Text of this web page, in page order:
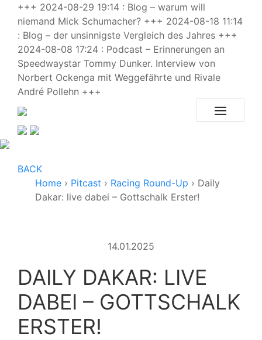
+++ 2024-08-29 19:14 : Blog – warum will
niemand Mick Schumacher? +++ 2024-08-18 11:14
: Blog – der unsinnigste Vergleich des Jahres +++
2024-08-08 17:24 : Podcast – Erinnerungen an
Speedwaystar Tommy Dunker. Interview von
Norbert Ockenga mit Weggefährte und Rivale
André Pollehn +++
BACK
Home › Pitcast › Racing Round-Up › Daily
Dakar: live dabei – Gottschalk Erster!
14.01.2025
DAILY DAKAR: LIVE
DABEI – GOTTSCHALK
ERSTER!